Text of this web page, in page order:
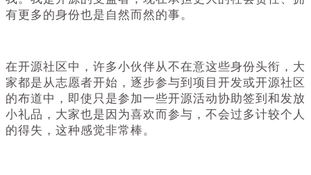
有更多的身份也是自然而然的事。
在开源社区中，许多小伙伴从不在意这些身份头衔，大
家都是从志愿者开始，逐步参与到项目开发或开源社区
的布道中，即使只是参加一些开源活动协助签到和发放
小礼品，大家也是因为喜欢而参与，不会过多计较个人
的得失，这种感觉非常棒。